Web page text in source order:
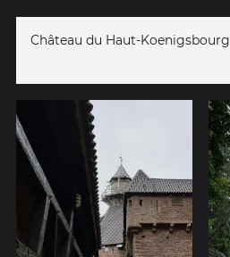
Château du Haut-Koenigsbourg